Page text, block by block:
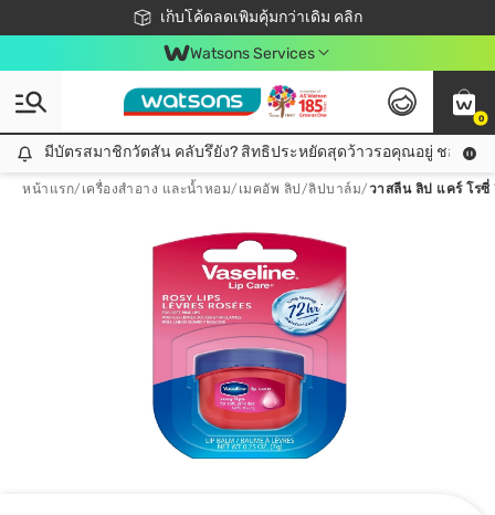
เก็บโค้ดลดเพิ่มคุ้มกว่าเดิม คลิก
ชอปออนไลน์ครั้งแรก ลดเพิ่มจุก ๆ 10%! 🎉
📦ส่งฟรี! เมื่อชอป 499฿
สมาชิกวัตสัน คลับดียังไง?
Watsons Services
0
มีบัตรสมาชิกวัตสัน คลับรึยัง? สิทธิประหยัดสุดว้าวรอคุณอยู่ ชอปคุ้มกว่าเดิม คลิก!
มีบัตรสมาชิกวัตสัน คลับรึยัง? สิทธิประหยัดสุดว้าวรอคุณอยู่ ชอปคุ้มก
หน้าแรก/ เครื่องสำอาง และน้ำหอม/ เมคอัพ ลิป /ลิปบาล์ม/วาสลีน ลิป แคร์ โร